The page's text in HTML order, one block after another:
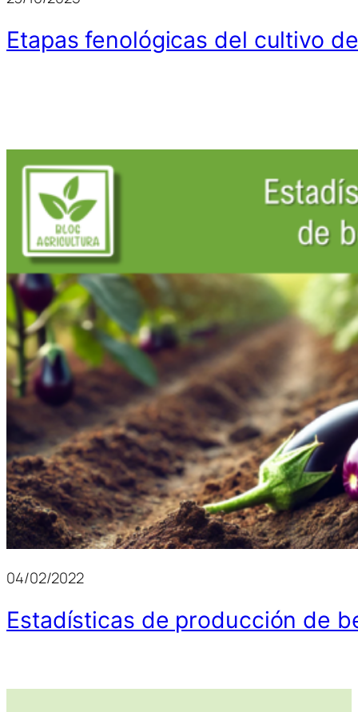
Etapas fenológicas del cultivo
04/02/2022
Estadísticas de producción de